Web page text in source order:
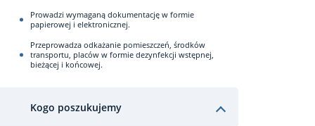
Prowadzi wymaganą dokumentację w formie
papierowej i elektronicznej.
Przeprowadza odkażanie pomieszczeń, środków
transportu, placów w formie dezynfekcji wstępnej,
bieżącej i końcowej.
Kogo poszukujemy